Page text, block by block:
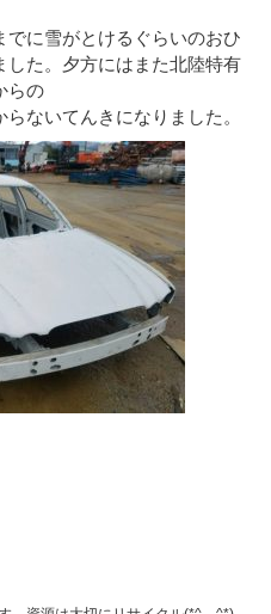
に雪がとけるぐらいのおひ
した。夕方にはまた北陸特有
らの
ないてんきになりました。